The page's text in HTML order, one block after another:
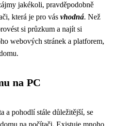
jakékoli, pravděpodobně
která je pro vás vhodná. Než
si průzkum a najít si
webových stránek a platforem,
na PC
a pohodlí stále důležitější, se
na počítači. Existuje mnoho